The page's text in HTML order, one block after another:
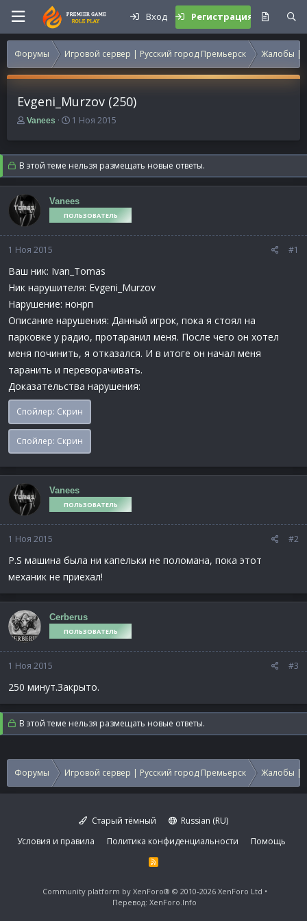
Вход Регистрация
Форумы Игровой сервер | Русский город Премьерск Жалобы |
Evgeni_Murzov (250)
А
т
о
р
т
е
м
ы
Vanees
Д
т
а
н
а
а
л
1 Ноя 2015
В этой теме нельзя размещать новые ответы.
Vanees
ПОЛЬЗОВАТЕЛЬ
1 Ноя 2015 #1
Ваш ник: Ivan_Tomas
Ник нарушителя: Evgeni_Murzov
Нарушение: нонрп
Описание нарушения: Данный игрок, пока я стоял на
парковке у радио, протаранил меня. После чего он хотел
меня починить, я отказался. И в итоге он начал меня
таранить и переворачивать.
Доказательства нарушения:
Спойлер: Скрин
Спойлер: Скрин
Vanees
ПОЛЬЗОВАТЕЛЬ
1 Ноя 2015 #2
P.S машина была ни капельки не поломана, пока этот
механик не приехал!
Cerberus
ПОЛЬЗОВАТЕЛЬ
1 Ноя 2015 #3
250 минут.Закрыто.
В этой теме нельзя размещать новые ответы.
Форумы Игровой сервер | Русский город Премьерск Жалобы |
Старый тёмный
Russian (RU)
Условия и правила
Политика конфиденциальности Помощь
R
S
Community platform by XenForo® © 2010-2026 XenForo Ltd
Перевод: XenForo.Info